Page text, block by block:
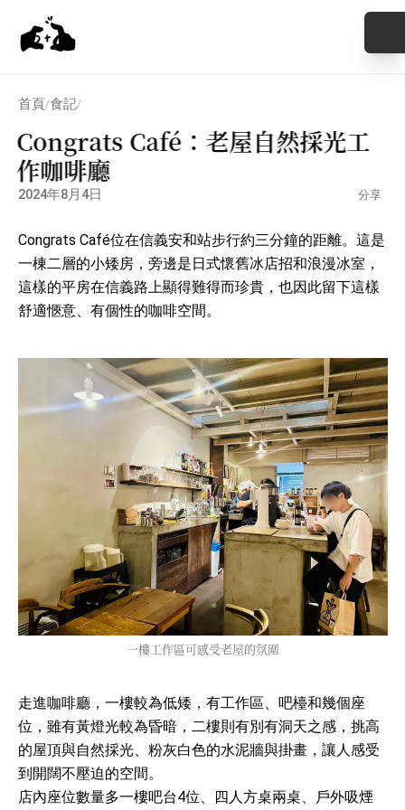
首頁/食記/
Congrats Café：老屋自然採光工
作咖啡廳
2024年8月4日 分享
Congrats Café位在信義安和站步行約三分鐘的距離。這是
一棟二層的小矮房，旁邊是日式懷舊冰店招和浪漫冰室，
這樣的平房在信義路上顯得難得而珍貴，也因此留下這樣
舒適愜意、有個性的咖啡空間。
一樓工作區可感受老屋的氛圍
走進咖啡廳，一樓較為低矮，有工作區、吧檯和幾個座
位，雖有黃燈光較為昏暗，二樓則有別有洞天之感，挑高
的屋頂與自然採光、粉灰白色的水泥牆與掛畫，讓人感受
到開闊不壓迫的空間。
店內座位數量多一樓吧台4位、四人方桌兩桌、戶外吸煙